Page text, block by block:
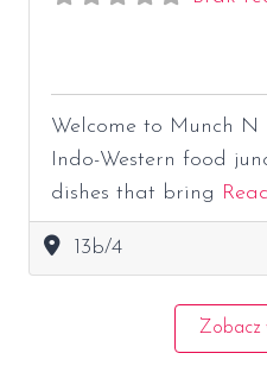
Welcome to Munch N
Indo-Western food
dishes that bring
13b/4
Zobacz